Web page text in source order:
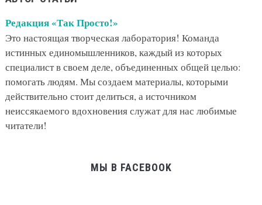
Редакция «Так Просто!»
Это настоящая творческая лаборатория! Команда
истинных единомышленников, каждый из которых
специалист в своем деле, объединенных общей целью:
помогать людям. Мы создаем материалы, которыми
действительно стоит делиться, а источником
неиссякаемого вдохновения служат для нас любимые
читатели!
МЫ В FACEBOOK